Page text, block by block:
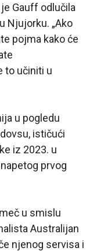
Gauff odlučila
Njujorku. „Ako
pojma kako će
to učiniti u
u pogledu
ističući
iz 2023. u
prvog
u smislu
Australijan
njenog servisa i